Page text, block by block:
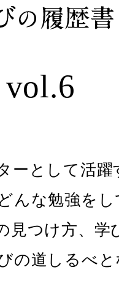
vol.6
ーとして活躍
んな勉強を
見つけ方、学
の道しるべ